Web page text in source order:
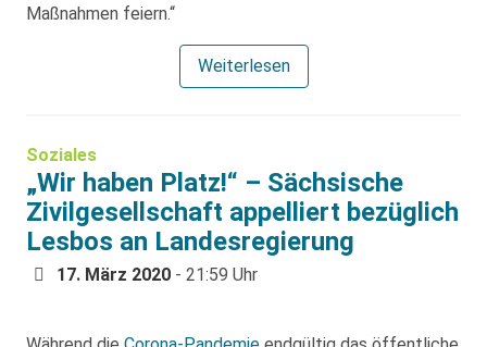
Maßnahmen feiern.“
Weiterlesen
Soziales
„Wir haben Platz!“ – Sächsische
Zivilgesellschaft appelliert bezüglich
Lesbos an Landesregierung
17. März 2020 - 21:59 Uhr